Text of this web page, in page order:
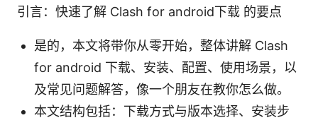
引言：快速了解 Clash for android下载 的要点
是的，本文将带你从零开始，整体讲解 Clash
for android 下载、安装、配置、使用场景，以
及常见问题解答，像一个朋友在教你怎么做。
本文结构包括：下载方式与版本选择、安装步